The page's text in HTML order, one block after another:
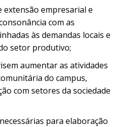
extensão empresarial e
com as
às demandas locais e
setor produtivo;
aumentar as atividades
do campus,
com setores da sociedade
para elaboração